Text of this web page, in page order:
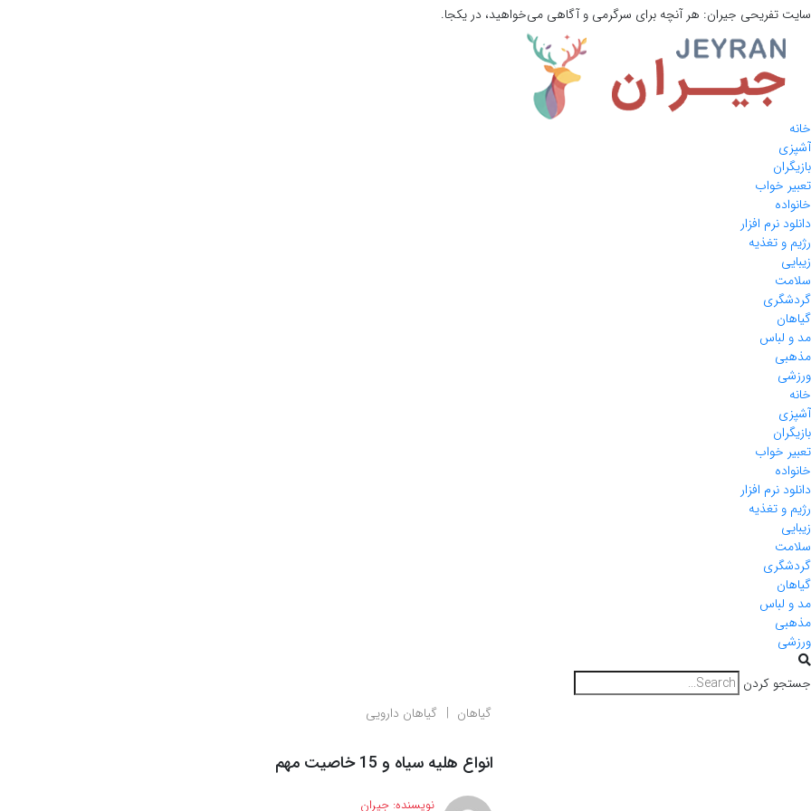
سایت تفریحی جیران: هر آنچه برای سرگرمی و آگاهی می‌خواهید، در یکجا.
خانه
آشپزی
بازیگران
تعبیر خواب
خانواده
دانلود نرم افزار
رژیم و تغذیه
زیبایی
سلامت
گردشگری
گیاهان
مد و لباس
مذهبی
ورزشی
خانه
آشپزی
بازیگران
تعبیر خواب
خانواده
دانلود نرم افزار
رژیم و تغذیه
زیبایی
سلامت
گردشگری
گیاهان
مد و لباس
مذهبی
ورزشی
جستجو کردن
گیاهان
گیاهان دارویی
انواع هلیه سیاه و 15 خاصیت مهم
نویسنده: جیران